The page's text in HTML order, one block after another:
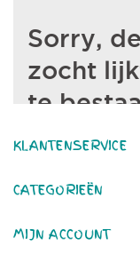
KLANTENSERVICE
CATEGORIEËN
MIJN ACCOUNT